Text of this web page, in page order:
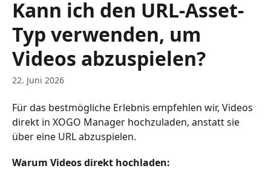
Kann ich den URL-Asset-
Typ verwenden, um
Videos abzuspielen?
22. Juni 2026
Für das bestmögliche Erlebnis empfehlen wir, Videos
direkt in XOGO Manager hochzuladen, anstatt sie
über eine URL abzuspielen.
Warum Videos direkt hochladen: